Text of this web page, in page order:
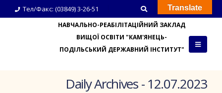
Тел/Факс: (03849) 3-26-51
НАВЧАЛЬНО-РЕАБІЛІТАЦІЙНИЙ ЗАКЛАД
ВИЩОЇ ОСВІТИ "КАМ'ЯНЕЦЬ-
ПОДІЛЬСЬКИЙ ДЕРЖАВНИЙ ІНСТИТУТ"
Daily Archives - 12.07.2023
Translate